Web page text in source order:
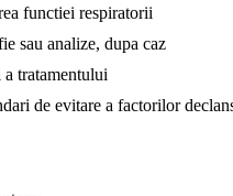
functiei respiratorii
sau analize, dupa caz
tratamentului
de evitare a factorilor